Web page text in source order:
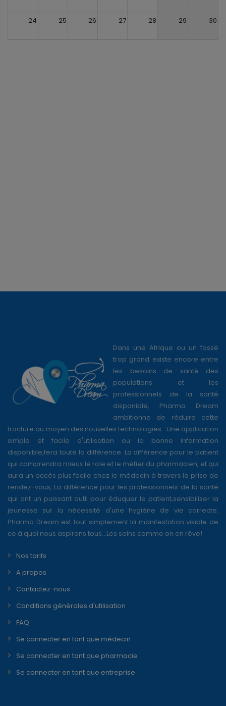
24 25 26 27 28 29 30
Dans une Afrique ou un fossé
trop grand existe encore entre
les besoins de santé des
populations et les
professionnels de la santé
disponible, Pharma Dream
ambitionne de réduire cette
fracture au moyen des nouvelles technologies : Une application
simple et facile d'utilisation ou la bonne information
disponible,fera toute la différence. La différence pour le patient
qui comprendra mieux le role et le métier du pharmacien, et qui
aura un accès plus facile chez le médecin à travers la prise de
rendez-vous, La différence pour les professionnels de la santé
qui ont un puissant outil pour éduquer le patient,sensibiliser la
jeunesse sur la nécessité d'une hygiène de vie correcte.
Pharma Dream est tout simplement la manifestation visible de
ce à quoi nous aspirons tous...Les soins comme on en rêve!
Nos tarifs
A propos
Contactez-nous
Conditions générales d'utilisation
FAQ
Se connecter en tant que médecin
Se connecter en tant que pharmacie
Se connecter en tant que entreprise